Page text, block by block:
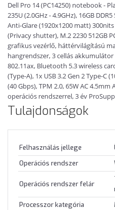
Dell Pro 14 (PC14250) notebook -
235U (2.0GHz - 4.9GHz), 16GB
Anti-Glare (1920x1200 matt) 300nits
(Privacy shutter), M.2 2230 512GB
grafikus vezérlő, háttérvilágítású
hangrendszer, 3 cellás akkumulátor
802.11ax, Bluetooth 5.3 wireless
(Type-A), 1x USB 3.2 Gen 2 Type-C
(40 Gbps), TPM 2.0, 65W AC
operációs rendszerrel, 3 év
Tulajdonságok
Felhasználás jellege
Operációs rendszer
Operációs rendszer felár
Processzor kategória